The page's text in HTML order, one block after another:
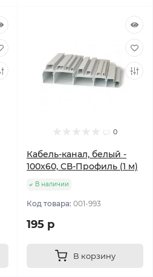
0
Кабель-канал, белый -
100х60, CВ-Профиль (1 м)
В наличии
Код товара: 001-993
195 р
В корзину